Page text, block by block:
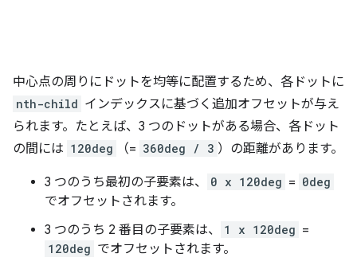
中心点の周りにドットを均等に配置するため、各ドットに
nth-child インデックスに基づく追加オフセットが与え
られます。たとえば、3 つのドットがある場合、各ドット
の間には 120deg （= 360deg / 3 ）の距離があります。
3 つのうち最初の子要素は、 0 x 120deg = 0deg
でオフセットされます。
3 つのうち 2 番目の子要素は、
1 x 120deg =
120deg でオフセットされます。